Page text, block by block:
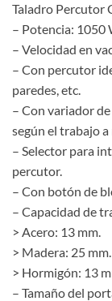
Taladro Percutor
– Potencia: 1050
– Velocidad en
– Con percutor
paredes, etc.
– Con variador
según el trabajo a
– Selector para
percutor.
– Con botón de
– Capacidad de
> Acero: 13 mm.
> Madera: 25 mm.
> Hormigón: 13
– Tamaño del